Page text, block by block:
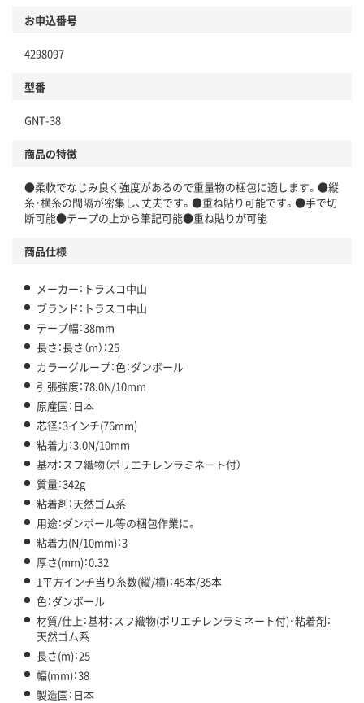
お申込番号
4298097
型番
GNT-38
商品の特徴
●柔軟でなじみ良く強度があるので重量物の梱包に適します。●縦
糸・横糸の間隔が密集し、丈夫です。●重ね貼り可能です。●手で切
断可能●テープの上から筆記可能●重ね貼りが可能
商品仕様
メーカー：トラスコ中山
ブランド：トラスコ中山
テープ幅：38mm
長さ：長さ（m）：25
カラーグループ：色：ダンボール
引張強度：78.0N/10mm
原産国：日本
芯径：3インチ(76mm)
粘着力：3.0N/10mm
基材：スフ織物（ポリエチレンラミネート付）
質量：342g
粘着剤：天然ゴム系
用途：ダンボール等の梱包作業に。
粘着力(N/10mm)：3
厚さ(mm)：0.32
1平方インチ当り糸数(縦/横)：45本/35本
色：ダンボール
材質/仕上：基材：スフ織物(ポリエチレンラミネート付)・粘着剤：
天然ゴム系
長さ(m)：25
幅(mm)：38
製造国：日本